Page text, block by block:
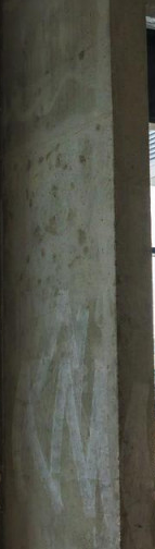
микрорайон,
деятельности